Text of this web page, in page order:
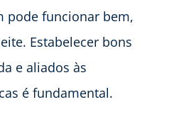
pode funcionar bem,
Estabelecer bons
e aliados às
é fundamental.